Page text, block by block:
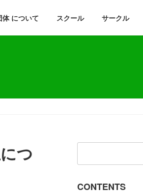
体 について スクール サークル
つ
CONTENTS